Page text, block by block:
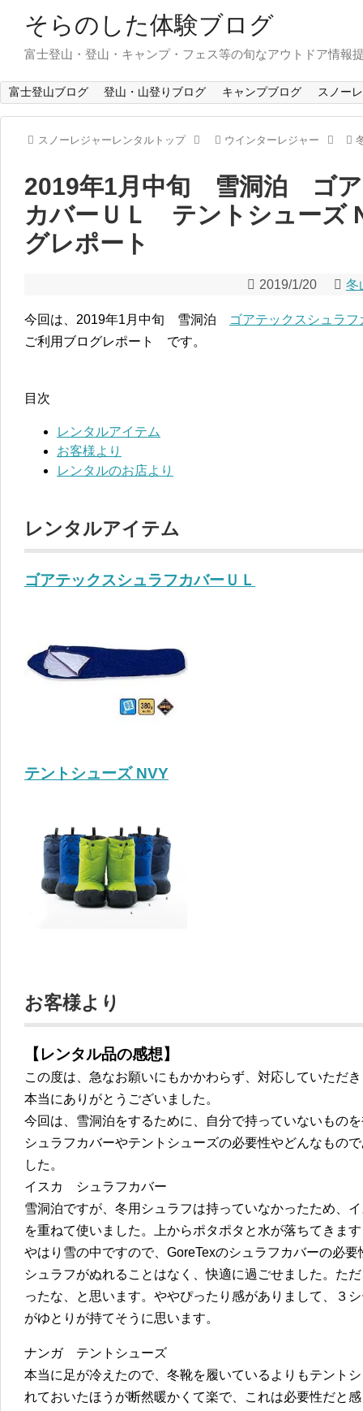
そらのした体験ブログ
富士登山・登山・キャンプ・フェス等の旬なアウトドア情報
富士登山ブログ 登山・山登りブログ キャンプブログ スノー
スノーレジャーレンタルトップ ウインターレジャー
2019年1月中旬 雪洞泊 ゴア
カバーＵＬ テントシューズ
グレポート
2019/1/20 冬
今回は、2019年1月中旬 雪洞泊
ゴアテックスシュラ
ご利用ブログレポート です。
目次
レンタルアイテム
お客様より
レンタルのお店より
レンタルアイテム
ゴアテックスシュラフカバーＵＬ
テントシューズ NVY
お客様より
【レンタル品の感想】
この度は、急なお願いにもかかわらず、対応していただ
本当にありがとうございました。
今回は、雪洞泊をするために、自分で持っていないもの
シュラフカバーやテントシューズの必要性やどんなもの
した。
イスカ シュラフカバー
雪洞泊ですが、冬用シュラフは持っていなかったため、
を重ねて使いました。上からポタポタと水が落ちてきま
やはり雪の中ですので、GoreTexのシュラフカバーの必
シュラフがぬれることはなく、快適に過ごせました。た
ったな、と思います。ややぴったり感がありまして、３
がゆとりが持てそうに思います。
ナンガ テントシューズ
本当に足が冷えたので、冬靴を履いているよりもテント
れておいたほうが断然暖かくて楽で、これは必要性だと